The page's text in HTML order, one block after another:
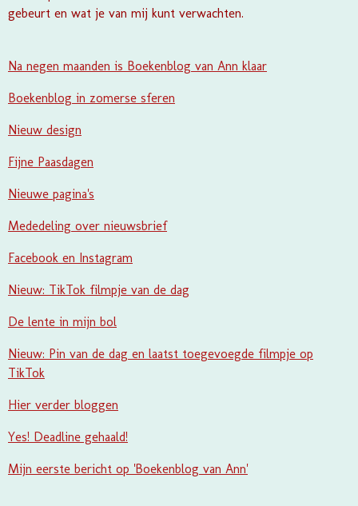
gebeurt en wat je van mij kunt verwachten.
Na negen maanden is Boekenblog van Ann klaar
Boekenblog in zomerse sferen
Nieuw design
Fijne Paasdagen
Nieuwe pagina's
Mededeling over nieuwsbrief
Facebook en Instagram
Nieuw: TikTok filmpje van de dag
De lente in mijn bol
Nieuw: Pin van de dag en laatst toegevoegde filmpje op
TikTok
Hier verder bloggen
Yes! Deadline gehaald!
Mijn eerste bericht op 'Boekenblog van Ann'